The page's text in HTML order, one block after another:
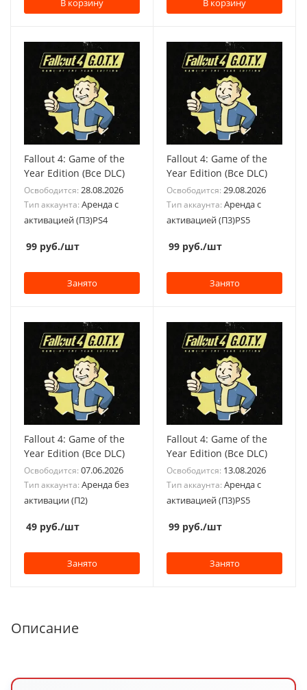
В корзину В корзину
Fallout 4: Game of the
Year Edition (Все DLC)
Освободится: 28.08.2026
Тип аккаунта: Аренда с
активацией (П3)PS4
99 руб./шт
Занято
Fallout 4: Game of the
Year Edition (Все DLC)
Освободится: 29.08.2026
Тип аккаунта: Аренда с
активацией (П3)PS5
99 руб./шт
Занято
Fallout 4: Game of the
Year Edition (Все DLC)
Освободится: 07.06.2026
Тип аккаунта: Аренда без
активации (П2)
49 руб./шт
Занято
Fallout 4: Game of the
Year Edition (Все DLC)
Освободится: 13.08.2026
Тип аккаунта: Аренда с
активацией (П3)PS5
99 руб./шт
Занято
Описание